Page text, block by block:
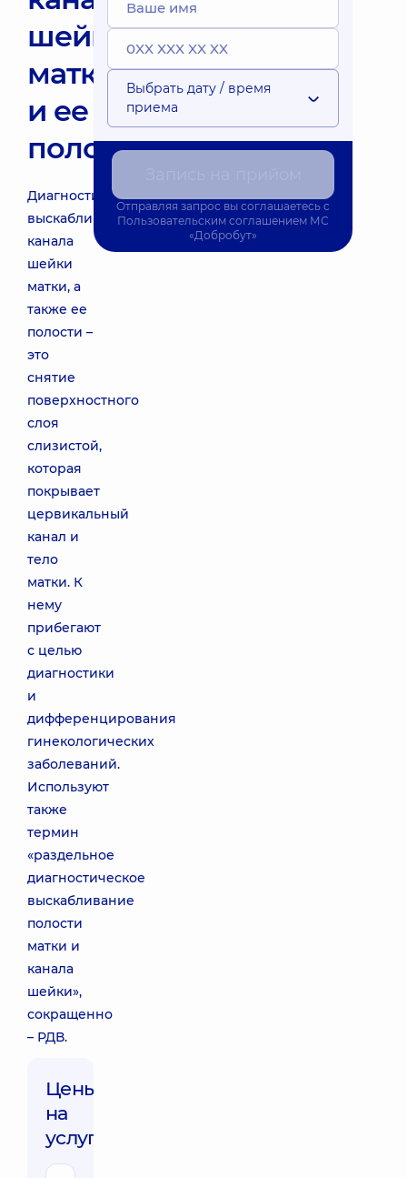
шейки
матки
и ее
полости
Диагностическое
выскабливание
канала
шейки
матки, а
также ее
полости –
это
снятие
поверхностного
слоя
слизистой,
которая
покрывает
цервикальный
канал и
тело
матки. К
нему
прибегают
с целью
диагностики
и
дифференцирования
гинекологических
заболеваний.
Используют
также
термин
«раздельное
диагностическое
выскабливание
полости
матки и
канала
шейки»,
сокращенно
– РДВ.
Цены
на
услуги:
Выбрать дату / время
приема
Отправляя запрос вы соглашаетесь с
Пользовательским соглашением МС
«Добробут»